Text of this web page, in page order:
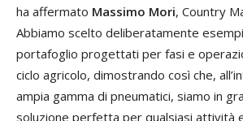
ha affermato Massimo Mori, Country
Abbiamo scelto deliberatamente
portafoglio progettati per fasi e
ciclo agricolo, dimostrando così che,
ampia gamma di pneumatici, siamo in
soluzione perfetta per qualsiasi attività